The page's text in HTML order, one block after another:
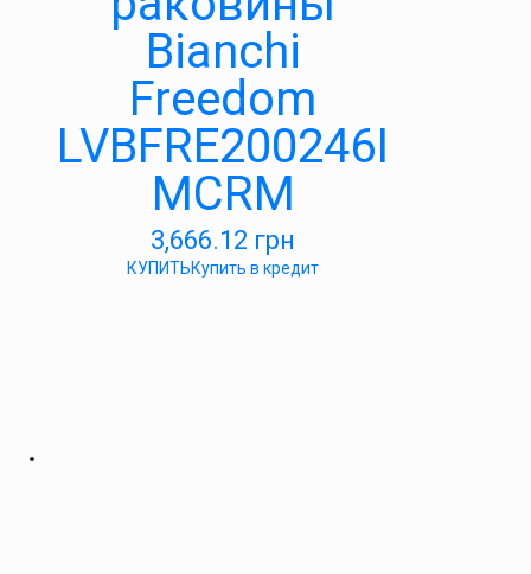
Bianchi
Freedom
LVBFRE200246I
MCRM
3,666.12 грн
КУПИТЬКупить в кредит